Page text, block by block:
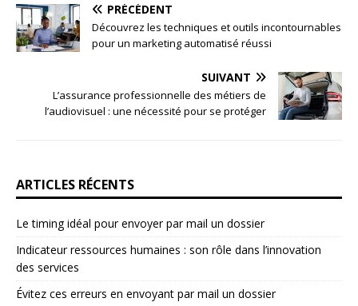
PRÉCÉDENT
Découvrez les techniques et outils incontournables
pour un marketing automatisé réussi
SUIVANT
L’assurance professionnelle des métiers de
l’audiovisuel : une nécessité pour se protéger
ARTICLES RÉCENTS
Le timing idéal pour envoyer par mail un dossier
Indicateur ressources humaines : son rôle dans l’innovation
des services
Évitez ces erreurs en envoyant par mail un dossier